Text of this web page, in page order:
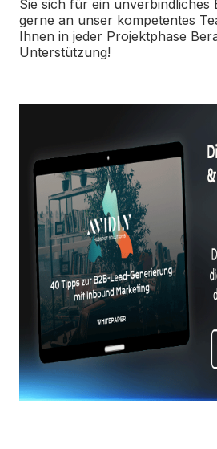
Sie sich für ein unverbindliches
gerne an unser kompetentes
Ihnen in jeder Projektphase
Unterstützung!